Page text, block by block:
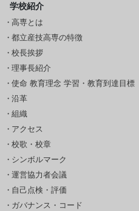
学校紹介
高専とは
都立産技高専の特徴
校長挨拶
理事長紹介
使命 教育理念 学習・教育到達目標
沿革
組織
アクセス
校歌・校章
シンボルマーク
運営協力者会議
自己点検・評価
ガバナンス・コード